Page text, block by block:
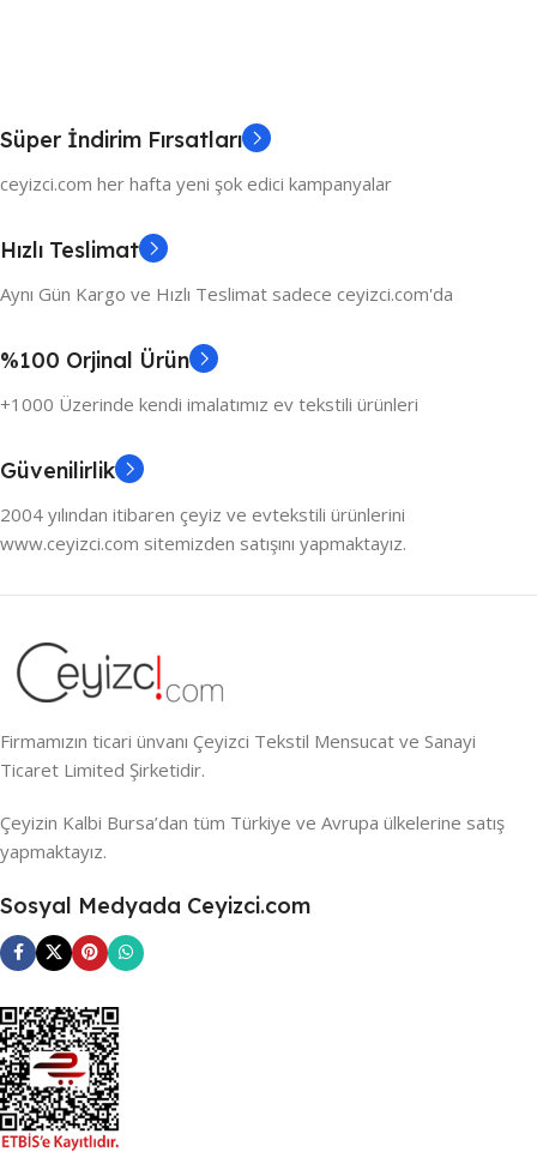
Süper İndirim Fırsatları
ceyizci.com her hafta yeni şok edici kampanyalar
Hızlı Teslimat
Aynı Gün Kargo ve Hızlı Teslimat sadece ceyizci.com'da
%100 Orjinal Ürün
+1000 Üzerinde kendi imalatımız ev tekstili ürünleri
Güvenilirlik
2004 yılından itibaren çeyiz ve evtekstili ürünlerini
www.ceyizci.com sitemizden satışını yapmaktayız.
Firmamızın ticari ünvanı Çeyizci Tekstil Mensucat ve Sanayi
Ticaret Limited Şirketidir.
Çeyizin Kalbi Bursa’dan tüm Türkiye ve Avrupa ülkelerine satış
yapmaktayız.
Sosyal Medyada Ceyizci.com